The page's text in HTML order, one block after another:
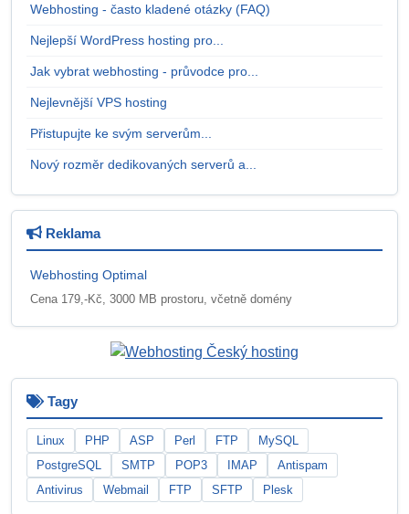
Webhosting - často kladené otázky (FAQ)
Nejlepší WordPress hosting pro...
Jak vybrat webhosting - průvodce pro...
Nejlevnější VPS hosting
Přistupujte ke svým serverům...
Nový rozměr dedikovaných serverů a...
Reklama
Webhosting Optimal
Cena 179,-Kč, 3000 MB prostoru, včetně domény
Tagy
Linux PHP ASP Perl FTP
MySQL
PostgreSQL
SMTP POP3 IMAP
Antispam
Antivirus
Webmail FTP SFTP Plesk